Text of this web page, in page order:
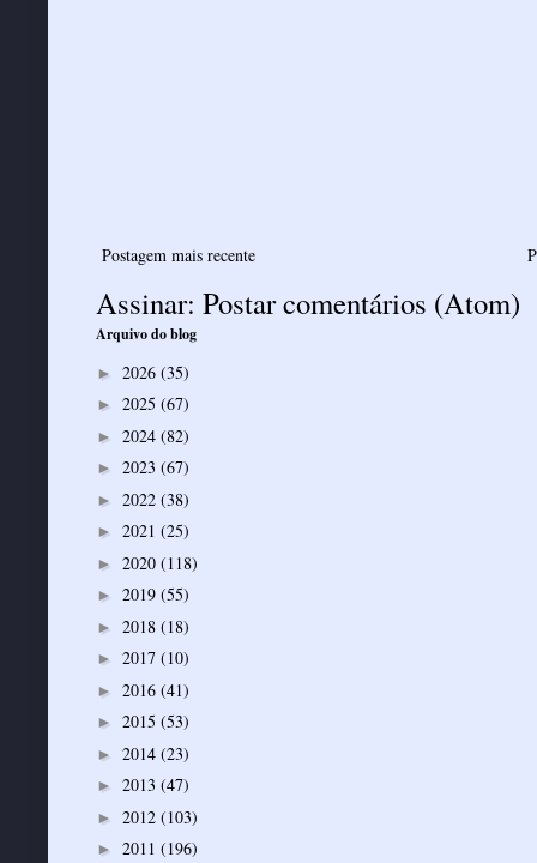
Postagem mais recente
Assinar: Postar comentários (Atom)
Arquivo do blog
► 2026 (35)
► 2025 (67)
► 2024 (82)
► 2023 (67)
► 2022 (38)
► 2021 (25)
► 2020 (118)
► 2019 (55)
► 2018 (18)
► 2017 (10)
► 2016 (41)
► 2015 (53)
► 2014 (23)
► 2013 (47)
► 2012 (103)
► 2011 (196)